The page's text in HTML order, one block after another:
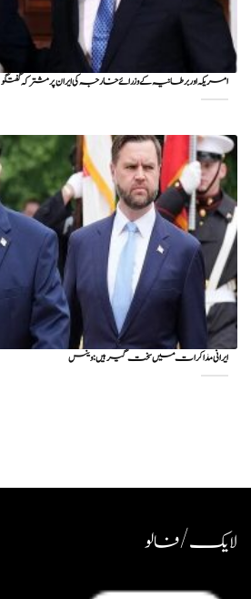
امریکہ اور برطانیہ کے وزرائے خارجہ کی ایران پر مشترکہ گفتگو
ایرانی مذاکرات میں سخت گیر ہیں: وینس
لایک / فالو